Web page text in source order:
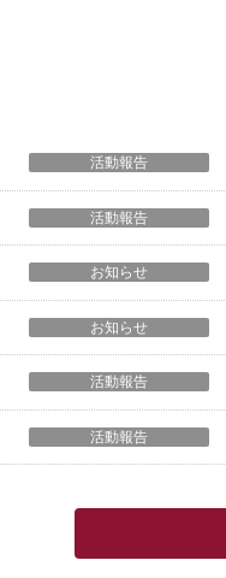
活動報告
活動報告
お知らせ
お知らせ
活動報告
活動報告